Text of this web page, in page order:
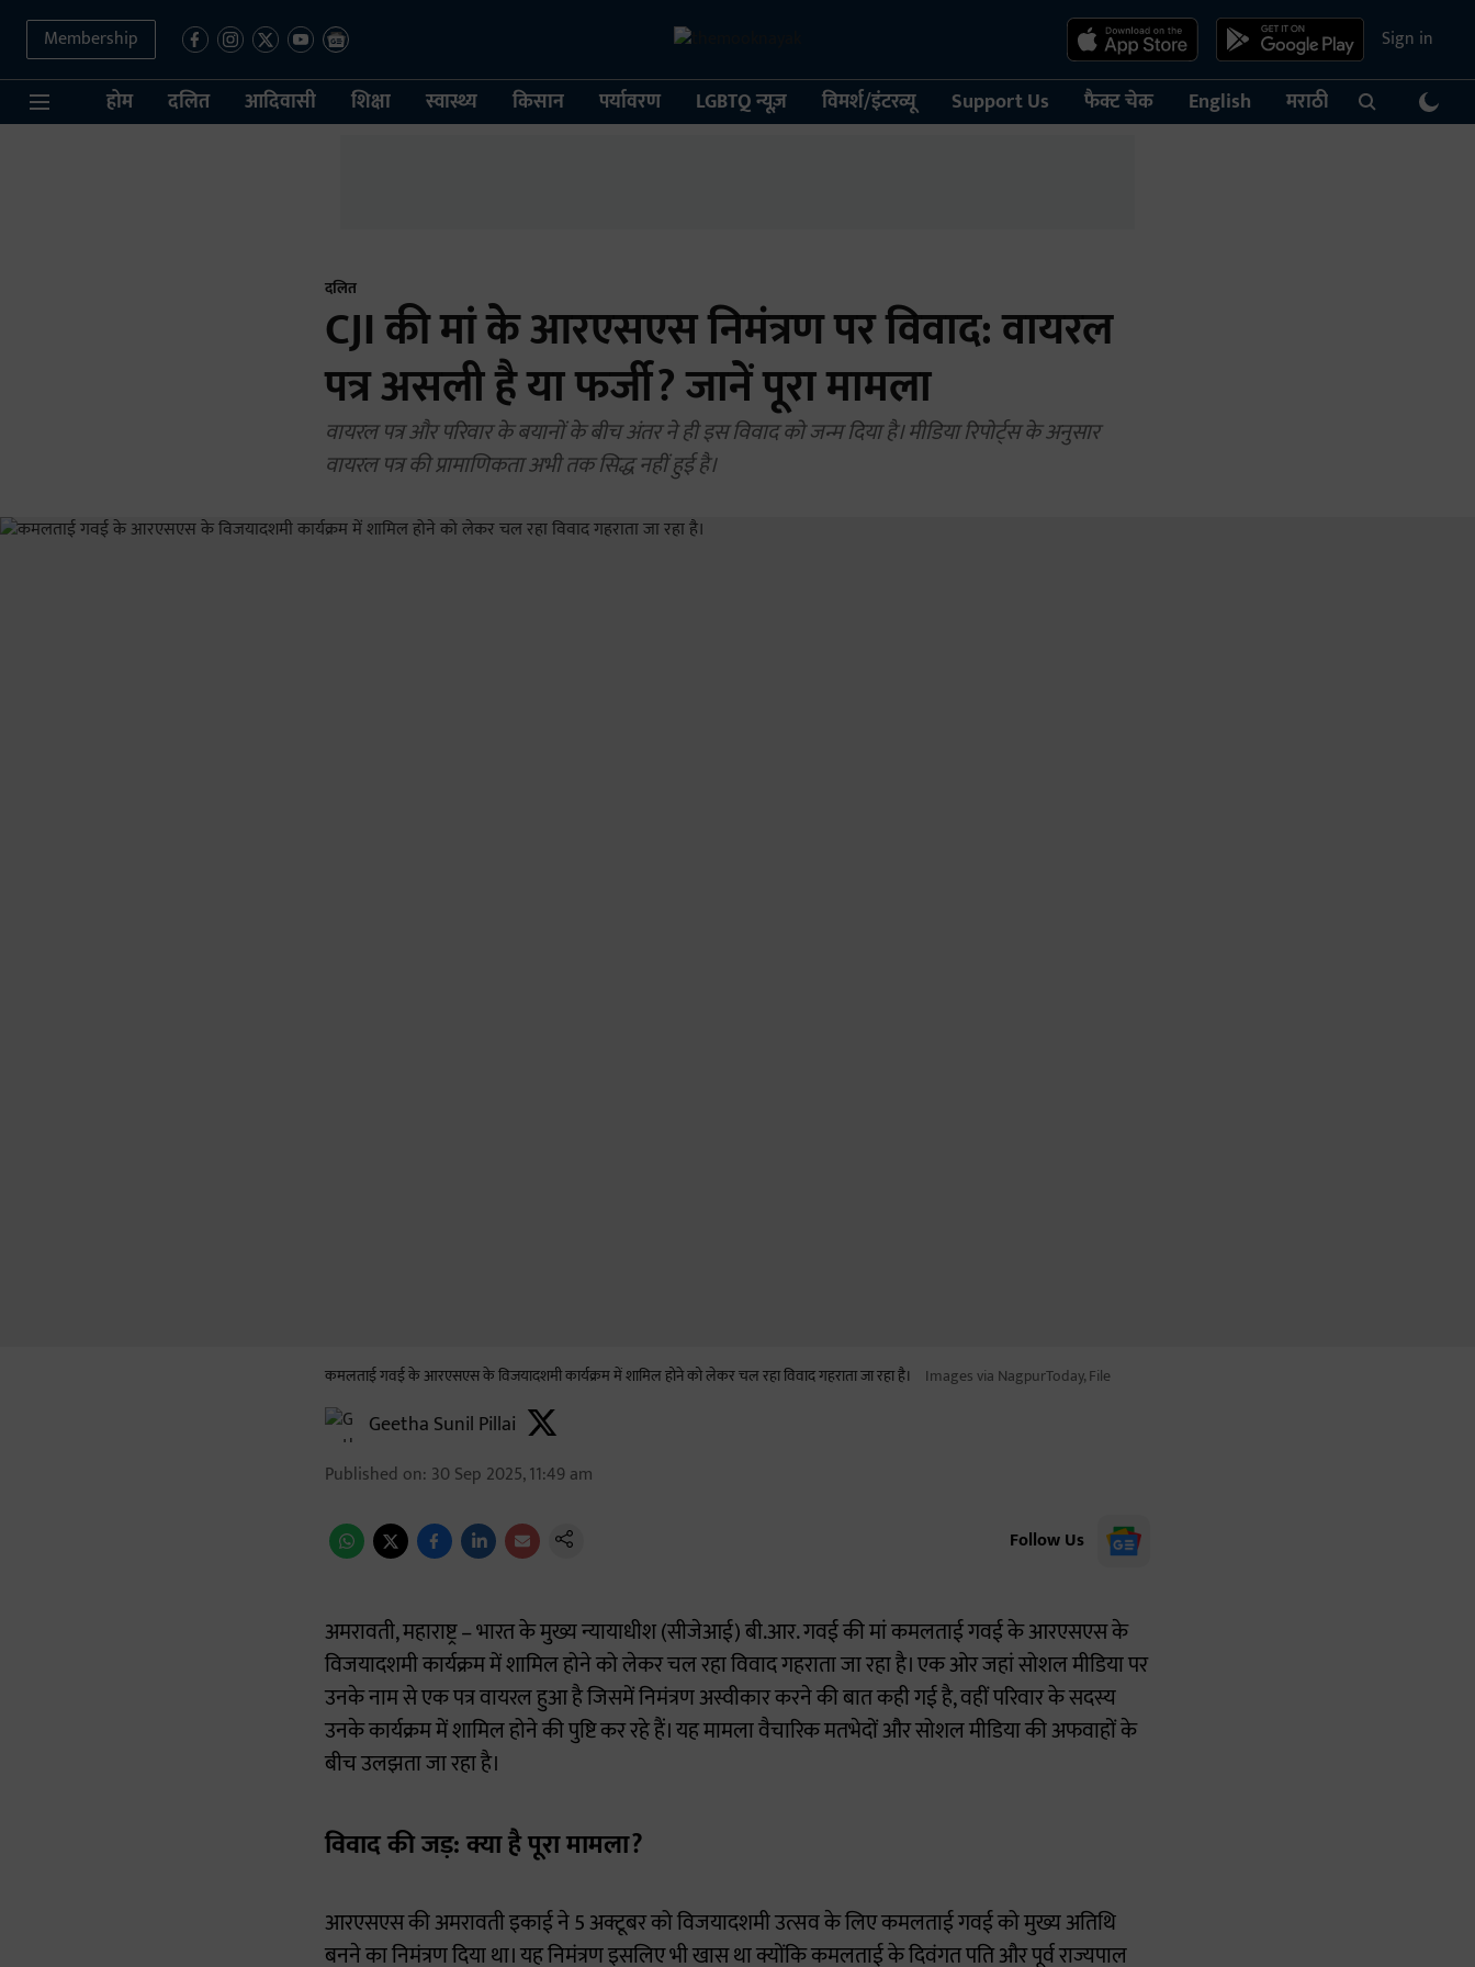
Membership Sign in
होम दलित आदिवासी शिक्षा स्वास्थ्य किसान पर्यावरण LGBTQ न्यूज़ विमर्श/इंटरव्यू Support Us फैक्ट चेक English मराठी
दलित
CJI की मां के आरएसएस निमंत्रण पर विवाद: वायरल
पत्र असली है या फर्जी? जानें पूरा मामला
वायरल पत्र और परिवार के बयानों के बीच अंतर ने ही इस विवाद को जन्म दिया है। मीडिया रिपोर्ट्स के अनुसार
वायरल पत्र की प्रामाणिकता अभी तक सिद्ध नहीं हुई है।
कमलताई गवई के आरएसएस के विजयादशमी कार्यक्रम में शामिल होने को लेकर चल रहा विवाद गहराता जा रहा है। Images via NagpurToday, File
Geetha Sunil Pillai
Published on: 30 Sep 2025, 11:49 am
Follow Us
अमरावती, महाराष्ट्र – भारत के मुख्य न्यायाधीश (सीजेआई) बी.आर. गवई की मां कमलताई गवई के आरएसएस के
विजयादशमी कार्यक्रम में शामिल होने को लेकर चल रहा विवाद गहराता जा रहा है। एक ओर जहां सोशल मीडिया पर
उनके नाम से एक पत्र वायरल हुआ है जिसमें निमंत्रण अस्वीकार करने की बात कही गई है, वहीं परिवार के सदस्य
उनके कार्यक्रम में शामिल होने की पुष्टि कर रहे हैं। यह मामला वैचारिक मतभेदों और सोशल मीडिया की अफवाहों के
बीच उलझता जा रहा है।
विवाद की जड़: क्या है पूरा मामला?
आरएसएस की अमरावती इकाई ने 5 अक्टूबर को विजयादशमी उत्सव के लिए कमलताई गवई को मुख्य अतिथि
बनने का निमंत्रण दिया था। यह निमंत्रण इसलिए भी खास था क्योंकि कमलताई के दिवंगत पति और पूर्व राज्यपाल